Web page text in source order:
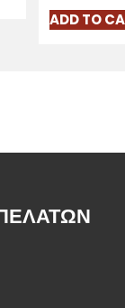
ADD TO